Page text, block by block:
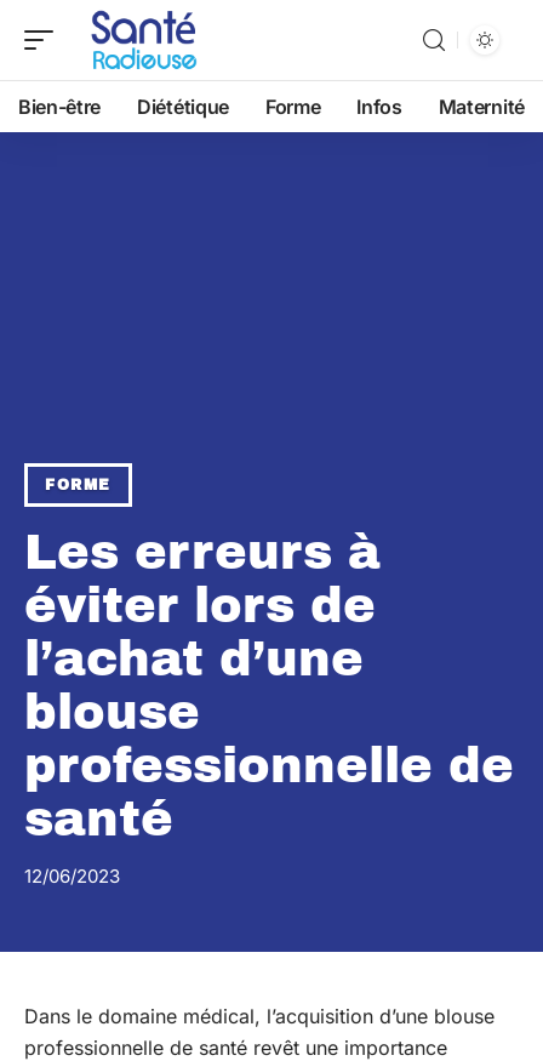
Bien-être Diététique Forme Infos Maternité
FORME
Les erreurs à
éviter lors de
l’achat d’une
blouse
professionnelle de
santé
12/06/2023
Dans le domaine médical, l’acquisition d’une blouse
professionnelle de santé revêt une importance